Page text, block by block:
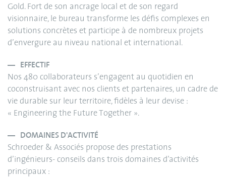
Gold. Fort de son ancrage local et de son regard
visionnaire, le bureau transforme les défis complexes en
solutions concrètes et participe à de nombreux projets
d’envergure au niveau national et international.
EFFECTIF
Nos 480 collaborateurs s’engagent au quotidien en
coconstruisant avec nos clients et partenaires, un cadre de
vie durable sur leur territoire, fidèles à leur devise :
« Engineering the Future Together ».
DOMAINES D'ACTIVITÉ
Schroeder & Associés propose des prestations
d’ingénieurs- conseils dans trois domaines d’activités
principaux :